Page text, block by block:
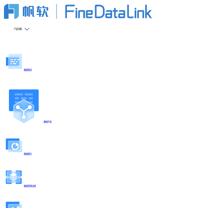
产品功能
数据集成
数据开发
数据服务
数据管理治理